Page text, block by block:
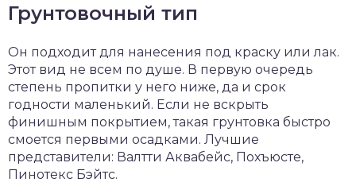
Грунтовочный тип
Он подходит для нанесения под краску или лак.
Этот вид не всем по душе. В первую очередь
степень пропитки у него ниже, да и срок
годности маленький. Если не вскрыть
финишным покрытием, такая грунтовка быстро
смоется первыми осадками. Лучшие
представители: Валтти Аквабейс, Похъюсте,
Пинотекс Бэйтс.